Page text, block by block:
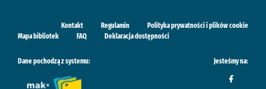
Kontakt Regulamin
Polityka prywatności i plików cookie
Mapa bibliotek
FAQ Deklaracja dostępności
Dane pochodzą z systemu: Jesteśmy na: